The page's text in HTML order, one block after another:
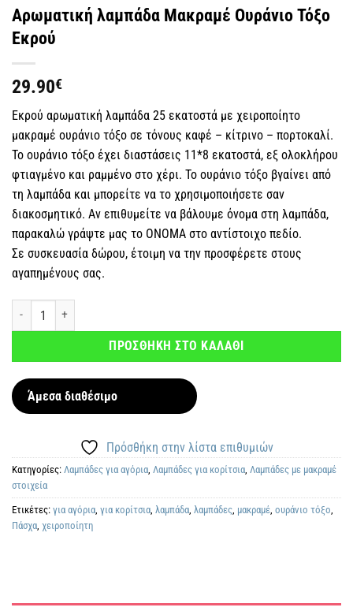
Αρωματική λαμπάδα Μακραμέ Ουράνιο Τόξο
Εκρού
29.90€
Εκρού αρωματική λαμπάδα 25 εκατοστά με χειροποίητο
μακραμέ ουράνιο τόξο σε τόνους καφέ – κίτρινο – πορτοκαλί.
Το ουράνιο τόξο έχει διαστάσεις 11*8 εκατοστά, εξ ολοκλήρου
φτιαγμένο και ραμμένο στο χέρι. Το ουράνιο τόξο βγαίνει από
τη λαμπάδα και μπορείτε να το χρησιμοποιήσετε σαν
διακοσμητικό. Αν επιθυμείτε να βάλουμε όνομα στη λαμπάδα,
παρακαλώ γράψτε μας το ΟΝΟΜΑ στο αντίστοιχο πεδίο.
Σε συσκευασία δώρου, έτοιμη να την προσφέρετε στους
αγαπημένους σας.
Αρωματική λαμπάδα Μακραμέ Ουράνιο Τόξο Εκρού ποσότητα
ΠΡΟΣΘΗΚΗ ΣΤΟ ΚΑΛΑΘΙ
Άμεσα διαθέσιμο
Πρόσθήκη στην λίστα επιθυμιών
Κατηγορίες: Λαμπάδες για αγόρια Λαμπάδες για κορίτσια Λαμπάδες με μακραμέ
στοιχεία
Ετικέτες: για αγόρια για κορίτσια λαμπάδα λαμπάδες μακραμέ ουράνιο τόξο
Πάσχα χειροποίητη